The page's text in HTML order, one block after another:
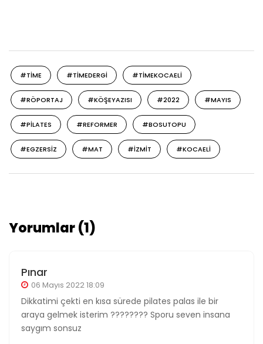
#TIME #TIMEDERGI #TIMEKOCAELI
#RÖPORTAJ #KÖŞEYAZISI #2022 #MAYIS
#PILATES #REFORMER #BOSUTOPU
#EGZERSIZ #MAT #IZMIT #KOCAELI
Yorumlar (1)
Pınar
06 Mayıs 2022 18:09
Dikkatimi çekti en kısa sürede pilates palas ile bir
araya gelmek isterim ???????? Sporu seven insana
saygım sonsuz